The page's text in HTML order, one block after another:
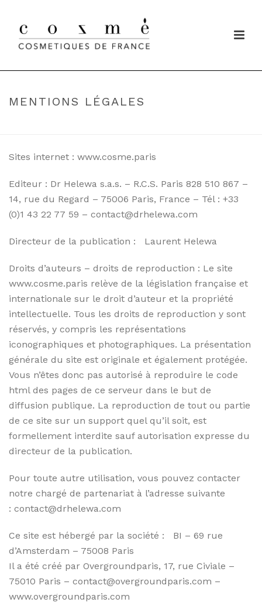
MENTIONS LÉGALES
Sites internet : www.cosme.paris
Editeur : Dr Helewa s.a.s. – R.C.S. Paris 828 510 867 –
14, rue du Regard – 75006 Paris, France – Tél : +33
(0)1 43 22 77 59 – contact@drhelewa.com
Directeur de la publication : Laurent Helewa
Droits d’auteurs – droits de reproduction : Le site
www.cosme.paris relève de la législation française et
internationale sur le droit d’auteur et la propriété
intellectuelle. Tous les droits de reproduction y sont
réservés, y compris les représentations
iconographiques et photographiques. La présentation
générale du site est originale et également protégée.
Vous n’êtes donc pas autorisé à reproduire le code
html des pages de ce serveur dans le but de
diffusion publique. La reproduction de tout ou partie
de ce site sur un support quel qu’il soit, est
formellement interdite sauf autorisation expresse du
directeur de la publication.
Pour toute autre utilisation, vous pouvez contacter
notre chargé de partenariat à l’adresse suivante
: contact@drhelewa.com
Ce site est hébergé par la société : BI – 69 rue
d’Amsterdam – 75008 Paris
Il a été créé par Overgroundparis, 17, rue Civiale –
75010 Paris – contact@overgroundparis.com –
www.overgroundparis.com